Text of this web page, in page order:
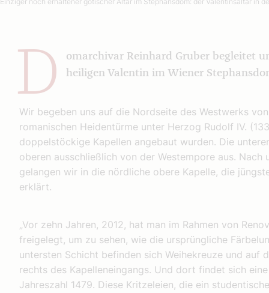
D
omarchivar Reinhard Gruber begleitet
heiligen Valentin im Wiener
Wir begeben uns auf die Nordseite des Westwerks
romanischen Heidentürme unter Herzog Rudolf IV.
doppelstöckige Kapellen angebaut wurden. Die
oberen ausschließlich von der Westempore aus.
gelangen wir in die nördliche obere Kapelle, die
erklärt.
„Vor zehn Jahren, 2012, hat man im Rahmen von
freigelegt, um zu sehen, wie die ursprüngliche
untersten Schicht befinden sich Weihekreuze und auf
rechts des Kapelleneingangs. Und dort findet sich
Jahreszahl 1479. Diese Kritzeleien, die ein